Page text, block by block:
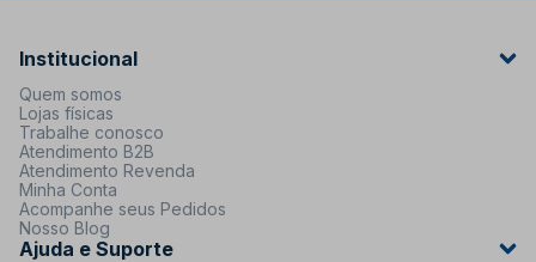
Institucional
Quem somos
Lojas físicas
Trabalhe conosco
Atendimento B2B
Atendimento Revenda
Minha Conta
Acompanhe seus Pedidos
Nosso Blog
Ajuda e Suporte